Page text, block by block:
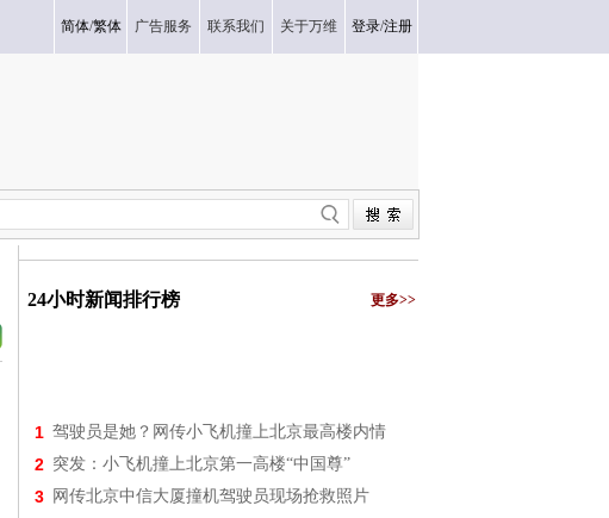
简体/繁体 广告服务 联系我们 关于万维 登录/注册
24小时新闻排行榜 更多>>
1 驾驶员是她？网传小飞机撞上北京最高楼内情
2 突发：小飞机撞上北京第一高楼“中国尊”
3 网传北京中信大厦撞机驾驶员现场抢救照片